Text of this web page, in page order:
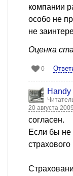
компании
особо не
не
Оценка
0
20 августа
согласен.
Если бы не